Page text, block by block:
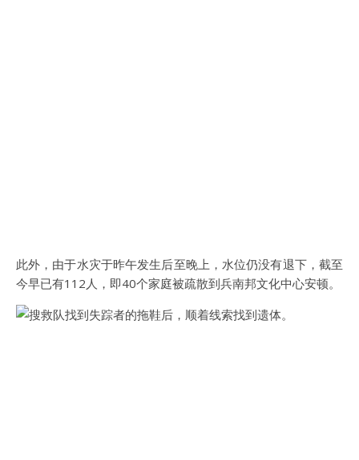
此外，由于水灾于昨午发生后至晚上，水位仍没有退下，截至
今早已有112人，即40个家庭被疏散到兵南邦文化中心安顿。